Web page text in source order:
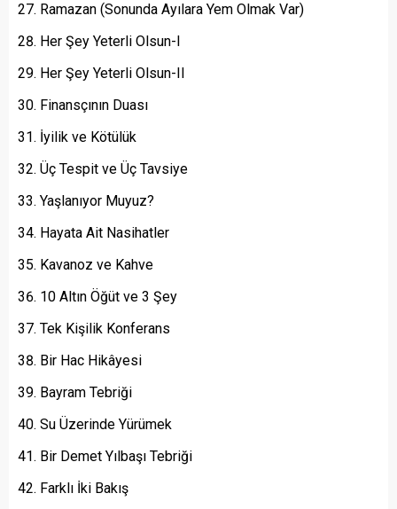
Ramazan (Sonunda Ayılara Yem Olmak Var)
Her Şey Yeterli Olsun-I
Her Şey Yeterli Olsun-II
Finansçının Duası
İyilik ve Kötülük
Üç Tespit ve Üç Tavsiye
Yaşlanıyor Muyuz?
Hayata Ait Nasihatler
Kavanoz ve Kahve
10 Altın Öğüt ve 3 Şey
Tek Kişilik Konferans
Bir Hac Hikâyesi
Bayram Tebriği
Su Üzerinde Yürümek
Bir Demet Yılbaşı Tebriği
Farklı İki Bakış